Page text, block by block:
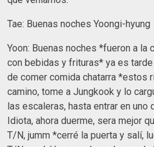
Tae: Buenas noches Yoongi-hyung
Yoon: Buenas noches *fueron a la
con bebidas y frituras* ya es
de comer comida chatarra *estos
camino, tome a Jungkook y lo
las escaleras, hasta entrar en
Idiota, ahora duerme, sera mejor
T/N, jumm *cerré la puerta y salí,